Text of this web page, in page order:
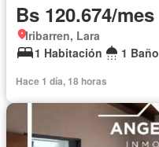
Bs 120.674/mes
Iribarren, Lara
1 Habitación
1 Baño
Hace 1 día, 18 horas